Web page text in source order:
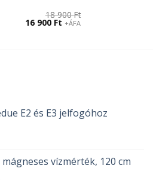
18 900Ft
Original
16 900 FtCurrent
+ÁFA
E2 és E3 jelfogóhoz
vízmérték, 120 cm